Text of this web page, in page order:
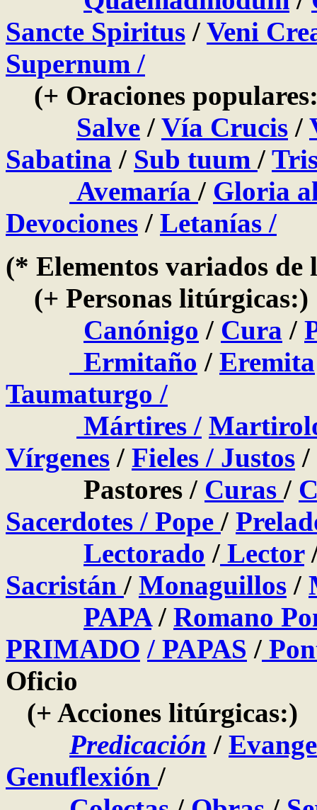
Sancte Spiritus / Veni
Supernum /
(+ Oraciones
Salve / Vía Crucis /
Sabatina / Sub tuum /
Avemaría / Gloria
Devociones / Letanías /
(* Elementos variados de
(+ Personas litúrgicas:)
Canónigo / Cura /
Ermitaño / Eremita
Taumaturgo /
Mártires /
Vírgenes / Fieles / Justos /
Pastores / Curas /
Sacerdotes / Pope /
Lectorado / Lector
Sacristán / Monaguillos /
PAPA/ Romano
PRIMADO / PAPAS /
Oficio
(+ Acciones litúrgicas:)
Predicación /
Genuflexión /